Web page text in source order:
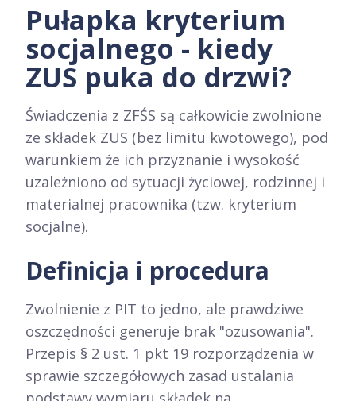
Pułapka kryterium
socjalnego - kiedy
ZUS puka do drzwi?
Świadczenia z ZFŚS są całkowicie zwolnione
ze składek ZUS (bez limitu kwotowego), pod
warunkiem że ich przyznanie i wysokość
uzależniono od sytuacji życiowej, rodzinnej i
materialnej pracownika (tzw. kryterium
socjalne).
Definicja i procedura
Zwolnienie z PIT to jedno, ale prawdziwe
oszczędności generuje brak "ozusowania".
Przepis § 2 ust. 1 pkt 19 rozporządzenia w
sprawie szczegółowych zasad ustalania